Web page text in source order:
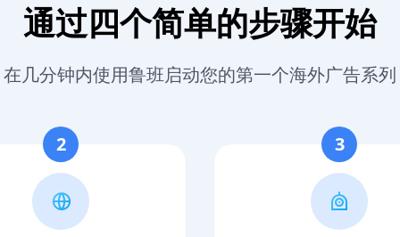
通过四个简单的步骤开始
在几分钟内使用鲁班启动您的第一个海外广告系列
2 3